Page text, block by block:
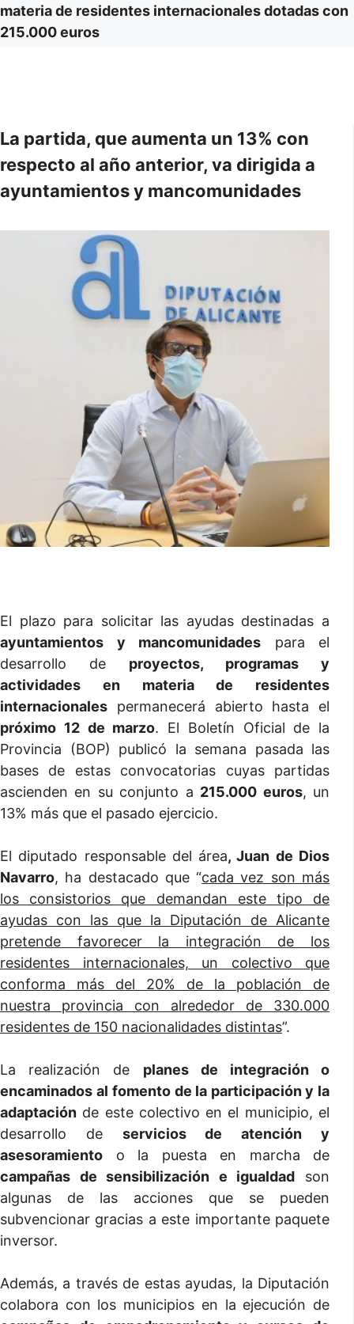
materia de residentes internacionales dotadas con
215.000 euros
La partida, que aumenta un 13% con
respecto al año anterior, va dirigida a
ayuntamientos y mancomunidades
El plazo para solicitar las ayudas destinadas a
ayuntamientos y mancomunidades para el
desarrollo de proyectos, programas y
actividades en materia de residentes
internacionales permanecerá abierto hasta el
próximo 12 de marzo. El Boletín Oficial de la
Provincia (BOP) publicó la semana pasada las
bases de estas convocatorias cuyas partidas
ascienden en su conjunto a 215.000 euros, un
13% más que el pasado ejercicio.
El diputado responsable del área, Juan de Dios
Navarro, ha destacado que “cada vez son más
los consistorios que demandan este tipo de
ayudas con las que la Diputación de Alicante
pretende favorecer la integración de los
residentes internacionales, un colectivo que
conforma más del 20% de la población de
nuestra provincia con alrededor de 330.000
residentes de 150 nacionalidades distintas”.
La realización de planes de integración o
encaminados al fomento de la participación y la
adaptación de este colectivo en el municipio, el
desarrollo de servicios de atención y
asesoramiento o la puesta en marcha de
campañas de sensibilización e igualdad son
algunas de las acciones que se pueden
subvencionar gracias a este importante paquete
inversor.
Además, a través de estas ayudas, la Diputación
colabora con los municipios en la ejecución de